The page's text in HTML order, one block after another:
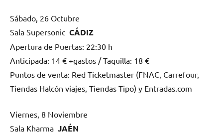
Sábado, 26 Octubre
Sala Supersonic CÁDIZ
Apertura de Puertas: 22:30 h
Anticipada: 14 € +gastos / Taquilla: 18 €
Puntos de venta: Red Ticketmaster (FNAC, Carrefour,
Tiendas Halcón viajes, Tiendas Tipo) y Entradas.com
Viernes, 8 Noviembre
Sala Kharma JAÉN